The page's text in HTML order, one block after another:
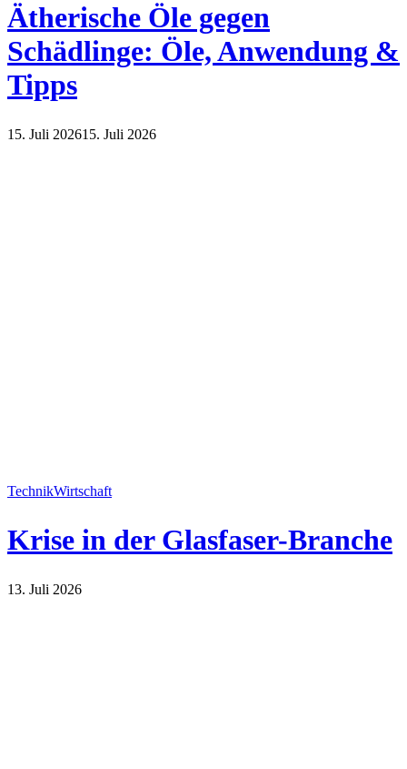
Ätherische Öle gegen
Schädlinge: Öle, Anwendung &
Tipps
15. Juli 202615. Juli 2026
TechnikWirtschaft
Krise in der Glasfaser-Branche
13. Juli 2026